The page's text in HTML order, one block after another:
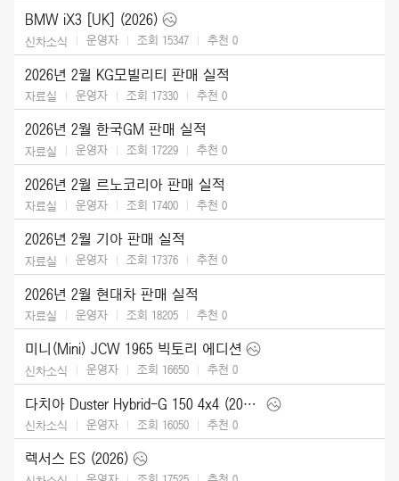
BMW iX3 [UK] (2026)
신차소식 운영자 조회 15347 추천 0
2026년 2월 KG모빌리티 판매 실적
자료실 운영자 조회 17330 추천 0
2026년 2월 한국GM 판매 실적
자료실 운영자 조회 17229 추천 0
2026년 2월 르노코리아 판매 실적
자료실 운영자 조회 17400 추천 0
2026년 2월 기아 판매 실적
자료실 운영자 조회 17376 추천 0
2026년 2월 현대차 판매 실적
자료실 운영자 조회 18205 추천 0
미니(Mini) JCW 1965 빅토리 에디션
신차소식 운영자 조회 16650 추천 0
다치아 Duster Hybrid-G 150 4x4 (2026)
신차소식 운영자 조회 16050 추천 0
렉서스 ES (2026)